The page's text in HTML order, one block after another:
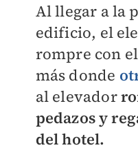
Al llegar a la
edificio, el
rompre con
más donde
al elevador
pedazos y
del hotel.